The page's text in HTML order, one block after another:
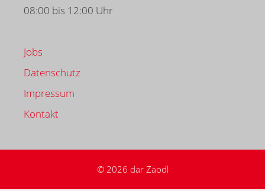
08:00 bis 12:00 Uhr
Jobs
Datenschutz
Impressum
Kontakt
© 2026 dar Zäodl